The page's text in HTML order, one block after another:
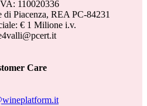
110020336
Piacenza, REA PC-84231
€ 1 Milione i.v.
Care